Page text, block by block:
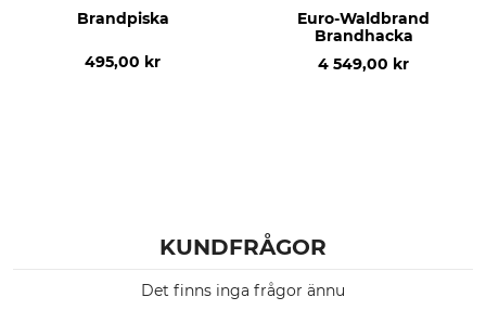
Brandpiska
495,00 kr
Euro-Waldbrand
Brandhacka
4 549,00 kr
KUNDFRÅGOR
Det finns inga frågor ännu